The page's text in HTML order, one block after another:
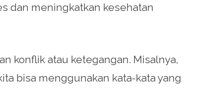
dan meningkatkan kesehatan
konflik atau ketegangan. Misalnya,
bisa menggunakan kata-kata yang